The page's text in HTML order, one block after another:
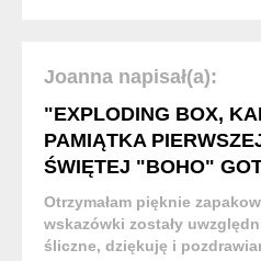
Joanna napisał(a):
"EXPLODING BOX,
PAMIĄTKA
ŚWIĘTEJ "BOHO"
Otrzymałam pięknie
wskazówki zostały
śliczne, dziękuję i